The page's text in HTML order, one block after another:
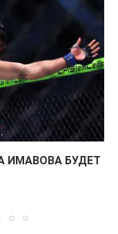
ИМАВОВА БУДЕТ